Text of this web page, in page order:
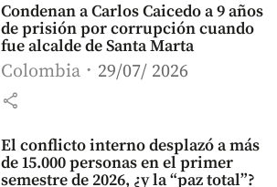
Condenan a Carlos Caicedo a 9 años
de prisión por corrupción cuando
fue alcalde de Santa Marta
Colombia 29/07/ 2026
share
El conflicto interno desplazó a más
de 15.000 personas en el primer
semestre de 2026, ¿y la “paz total”?